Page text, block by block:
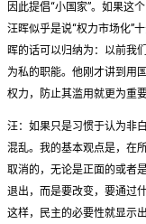
因此提倡“小国家”。如果这
汪晖似乎是说“权力市场化”
晖的话可以归纳为：以前我
为私的职能。他刚才讲到用
权力，防止其滥用就更为重要
汪：如果只是习惯于认为非
混乱。我的基本观点是，在
取消的，无论是正面的或者
退出，而是要改变，要通过
这样，民主的必要性就显示